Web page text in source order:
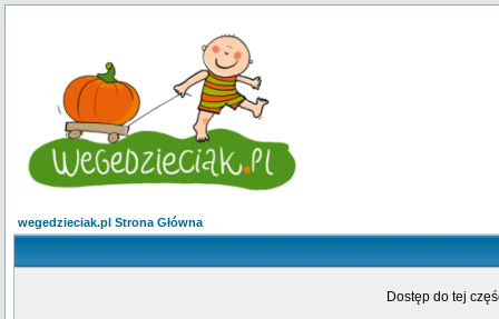
wegedzieciak.pl Strona Główna
Dostęp do tej